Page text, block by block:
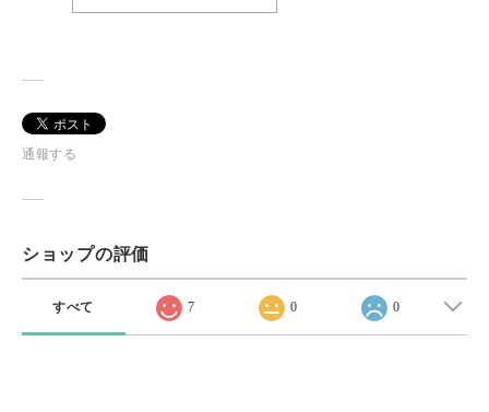
通報する
ショップの評価
すべて 7 0 0